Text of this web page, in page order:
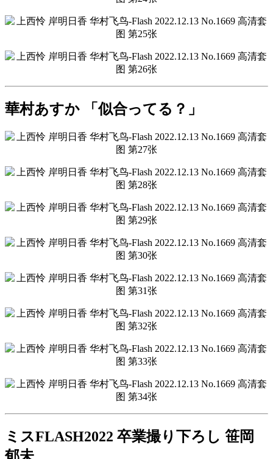
華村あすか 「似合ってる？」
ミスFLASH2022 卒業撮り下ろし 笹岡